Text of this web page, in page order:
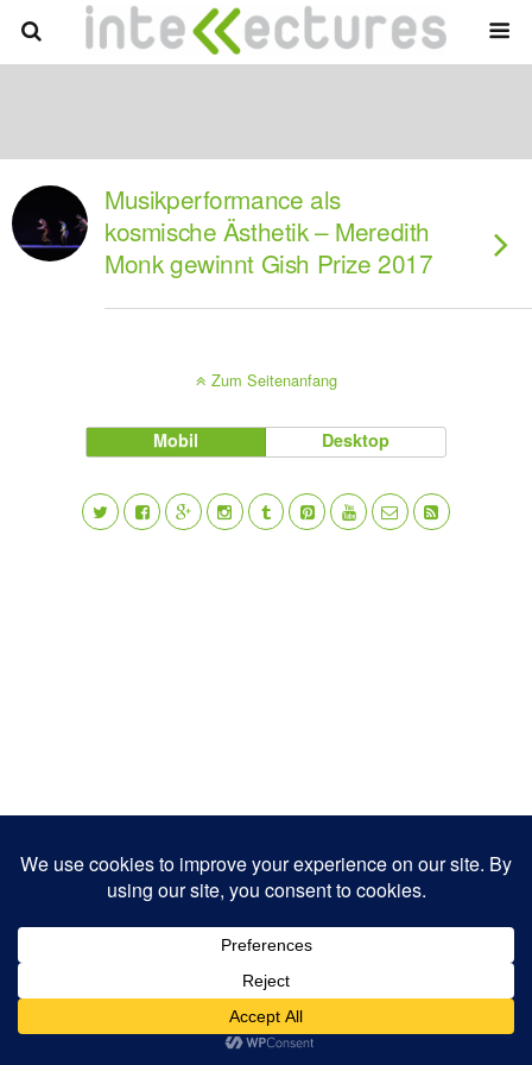
Musikperformance als
kosmische Ästhetik – Meredith
Monk gewinnt Gish Prize 2017
Zum Seitenanfang
Mobil Desktop